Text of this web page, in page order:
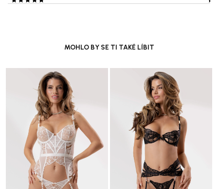
MOHLO BY SE TI TAKÉ LÍBIT